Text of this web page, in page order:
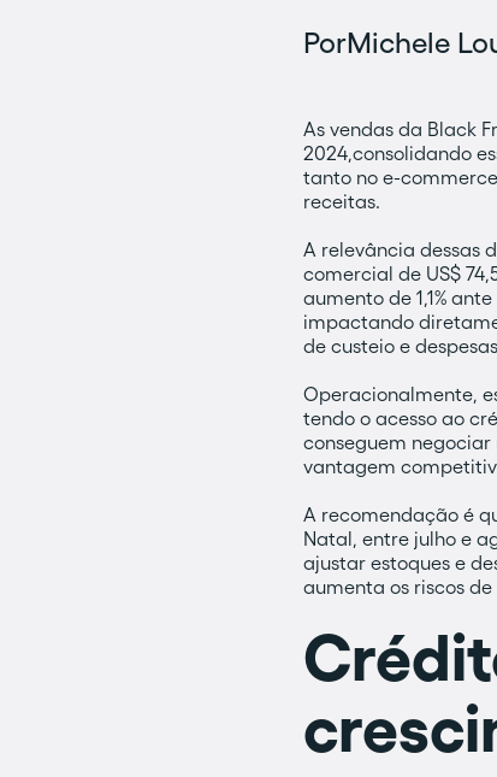
PorMichele
As vendas da Black
2024,consolidando
tanto no e-
receitas.
A relevância dessas
comercial de US$
aumento de 1,1%
impactando
de custeio e
Operacionalmente,
tendo o acesso ao
conseguem
vantagem
A recomendação é
Natal, entre julho e
ajustar estoques e
aumenta os riscos